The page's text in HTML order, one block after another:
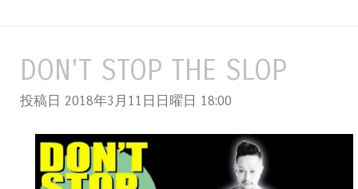
DON'T STOP THE SLOP
投稿日 2018年3月11日日曜日 18:00